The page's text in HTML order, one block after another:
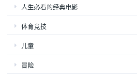
人生必看的经典电影
体育竞技
儿童
冒险